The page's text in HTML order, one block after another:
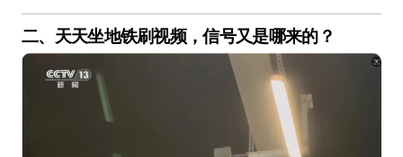
二、天天坐地铁刷视频，信号又是哪来的？